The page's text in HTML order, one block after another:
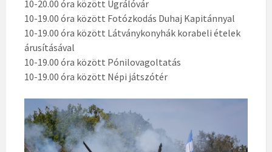
10-20.00 óra között Ugrálóvár
10-19.00 óra között Fotózkodás Duhaj Kapitánnyal
10-19.00 óra között Látványkonyhák korabeli ételek
árusításával
10-19.00 óra között Pónilovagoltatás
10-19.00 óra között Népi játszótér